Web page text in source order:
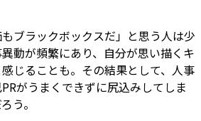
もブラックボックスだ」と思う人は少
動が頻繁にあり、自分が思い描くキ
じることも。その結果として、人事
がうまくできずに尻込みしてしま
う。